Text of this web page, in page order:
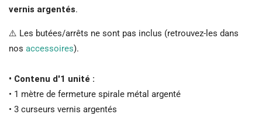
vernis argentés.
⚠️ Les butées/arrêts ne sont pas inclus (retrouvez-les dans
nos accessoires).
• Contenu d'1 unité :
• 1 mètre de fermeture spirale métal argenté
• 3 curseurs vernis argentés